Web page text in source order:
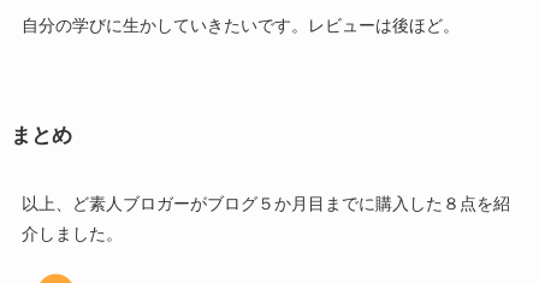
自分の学びに生かしていきたいです。レビューは後ほど。
まとめ
以上、ど素人ブロガーがブログ５か月目までに購入した８点を紹
介しました。